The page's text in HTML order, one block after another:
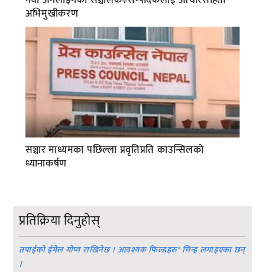
अभिमुखीकरण
सञ्चार माध्यमका पछिल्ला प्रवृतिप्रति काउन्सिलको
ध्यानाकर्षण
प्रतिक्रिया दिनुहोस्
तपाईको ईमेल गोप्य राखिनेछ । आवश्यक फिल्डहरु*चिन्ह लगाइएका छन्
।